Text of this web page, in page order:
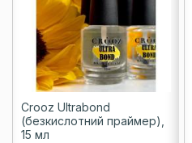
Crooz Ultrabond
(безкислотний праймер),
15 мл